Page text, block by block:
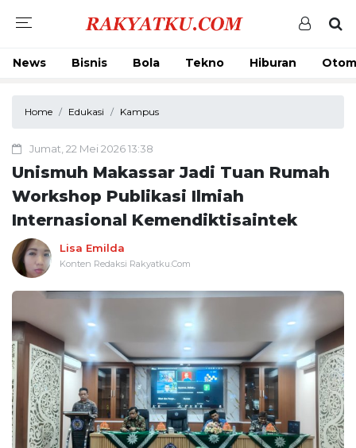
News Bisnis Bola Tekno Hiburan
Home Edukasi Kampus
Jumat, 22 Mei 2026 13:38
Unismuh Makassar Jadi Tuan Rumah
Workshop Publikasi Ilmiah
Internasional Kemendiktisaintek
Lisa Emilda
Konten Redaksi Rakyatku.Com